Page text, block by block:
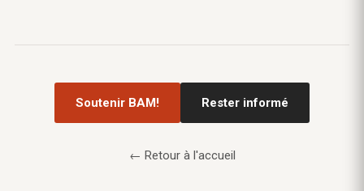
Soutenir BAM! Rester informé
← Retour à l'accueil